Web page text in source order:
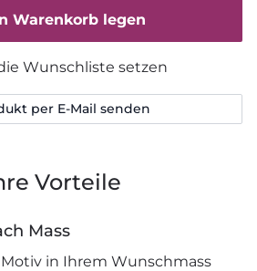
Warenkorb legen
Wunschliste setzen
per E-Mail senden
Vorteile
Mass
in Ihrem Wunschmass